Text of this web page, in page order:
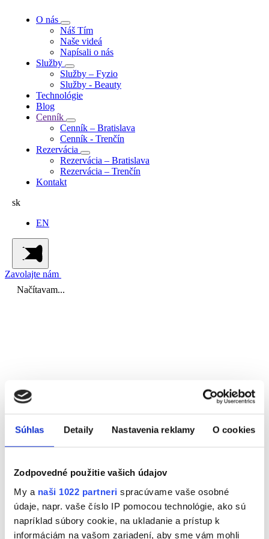
Súhlas Detaily Nastavenia reklamy O cookies
Zodpovedné použitie vašich údajov
My a naši 1022 partneri spracúvame vaše osobné
údaje, napr. vaše číslo IP pomocou technológie, ako sú
napríklad súbory cookie, na ukladanie a prístup k
informáciám na vašom zariadení, aby sme vám mohli
O nás
Náš Tím
Naše videá
Napísali o nás
Služby
Služby – Fyzio
Služby - Beauty
Technológie
Blog
Cenník
Cenník – Bratislava
Cenník - Trenčín
Rezervácia
Rezervácia – Bratislava
Rezervácia – Trenčín
Kontakt
sk
EN
Zavolajte nám